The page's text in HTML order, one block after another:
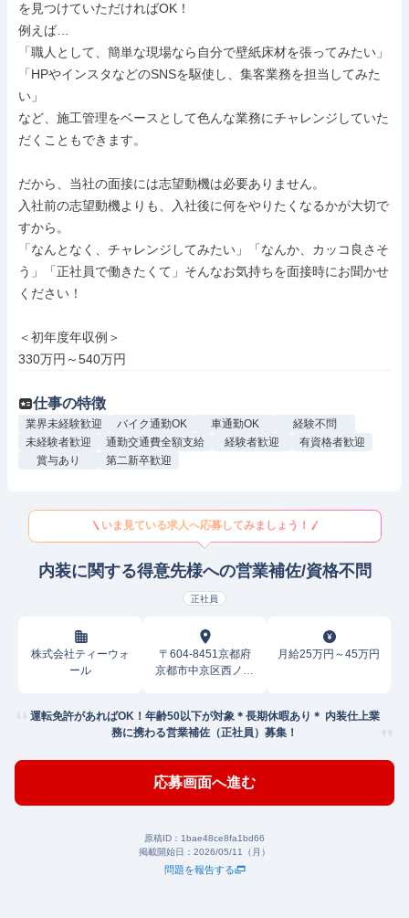
を見つけていただければOK！
例えば…
「職人として、簡単な現場なら自分で壁紙床材を張ってみたい」
「HPやインスタなどのSNSを駆使し、集客業務を担当してみた
い」
など、施工管理をベースとして色んな業務にチャレンジしていた
だくこともできます。
だから、当社の面接には志望動機は必要ありません。
入社前の志望動機よりも、入社後に何をやりたくなるかが大切で
すから。
「なんとなく、チャレンジしてみたい」「なんか、カッコ良さそ
う」「正社員で働きたくて」そんなお気持ちを面接時にお聞かせ
ください！
＜初年度年収例＞
330万円～540万円
仕事の特徴
業界未経験歓迎 バイク通勤OK 車通勤OK
経験不問
未経験者歓迎
通勤交通費全額支給 経験者歓迎
有資格者歓迎
賞与あり
第二新卒歓迎
いま見ている求人へ応募してみましょう！
内装に関する得意先様への営業補佐/資格不問
正社員
株式会社ティーウォ
ール
〒604-8451京都府
京都市中京区西ノ京
月給25万円～45万円
運転免許があればOK！年齢50以下が対象＊長期休暇あり＊ 内装仕上業
務に携わる営業補佐（正社員）募集！
応募画面へ進む
原稿ID： 1bae48ce8fa1bd66
掲載開始日： 2026/05/11（月）
問題を報告する